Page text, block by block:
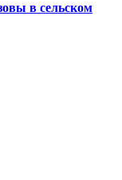
в сельском